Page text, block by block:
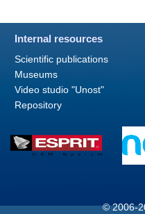
Internal resources
Scientific publications
Museums
Video studio "Unost"
Repository
© 2006-